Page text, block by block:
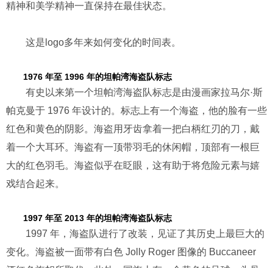
精神和美学精神一直保持在最佳状态。
这是logo多年来如何变化的时间表。
1976 年至 1996 年的坦帕湾海盗队标志
有史以来第一个坦帕湾海盗队标志是由漫画家拉马尔·斯
帕克曼于 1976 年设计的。标志上有一个海盗，他的脸有一些
红色和黄色的阴影。海盗用牙齿拿着一把白柄红刃的刀，戴
着一个大耳环。海盗有一顶带羽毛的休闲帽，顶部有一根巨
大的红色羽毛。海盗似乎在眨眼，这有助于将危险元素与嬉
戏结合起来。
1997 年至 2013 年的坦帕湾海盗队标志
1997 年，海盗队进行了改装，见证了其历史上最巨大的
变化。海盗被一面带有白色 Jolly Roger 图像的 Buccaneer